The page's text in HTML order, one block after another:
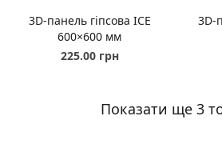
3D-панель гіпсова ICE
600×600 мм
225.00 грн
3D-
Показати ще 3